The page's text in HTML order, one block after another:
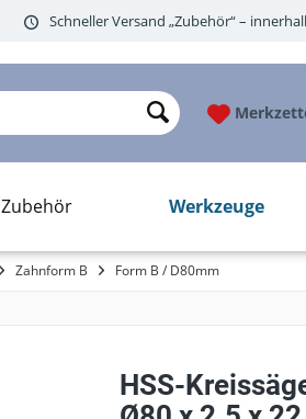
Schneller Versand „Zubehör“ –
Zubehör Werkzeuge
Zahnform B Form B / D80mm
HSS-